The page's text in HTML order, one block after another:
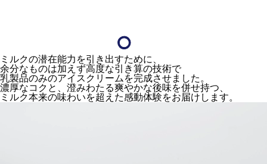
ミルクの潜在能力を引き出すために、
余分なものは加えず高度な引き算の技術で
乳製品のみのアイスクリームを完成させました。
濃厚なコクと、澄みわたる爽やかな後味を併せ持つ、
ミルク本来の味わいを超えた感動体験をお届けします。